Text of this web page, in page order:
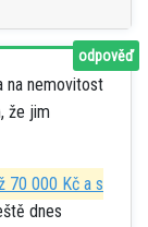
na nemovitost
že jim
70 000 Kč a s
dnes
odpověď